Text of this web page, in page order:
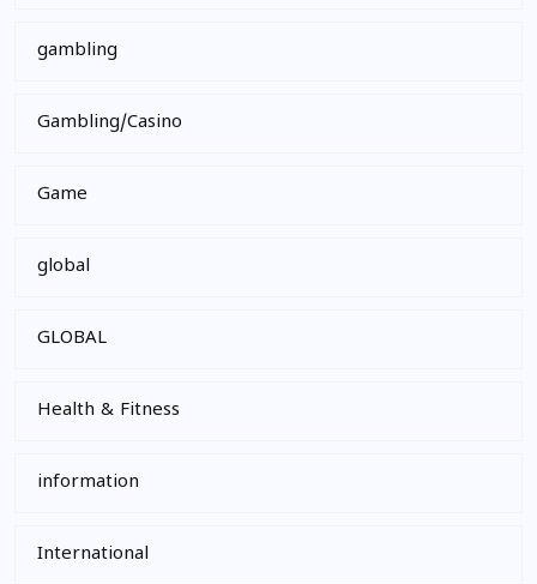
gambling
Gambling/Casino
Game
global
GLOBAL
Health & Fitness
information
International